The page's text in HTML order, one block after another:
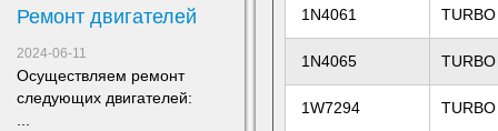
1N4061
1N4065
1W7294
Ремонт двигателей
2024-06-11
Осуществляем ремонт
следующих двигателей: